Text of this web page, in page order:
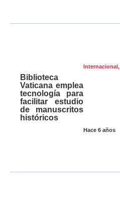
Internacional,
Hace 6 años
Biblioteca
Vaticana emplea
tecnología para
facilitar estudio
de manuscritos
históricos